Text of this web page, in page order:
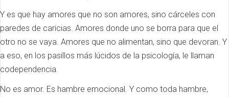
Y es que hay amores que no son amores, sino cárceles con
paredes de caricias. Amores donde uno se borra para que el
otro no se vaya. Amores que no alimentan, sino que devoran. Y
a eso, en los pasillos más lúcidos de la psicología, le llaman
codependencia.
No es amor. Es hambre emocional. Y como toda hambre,